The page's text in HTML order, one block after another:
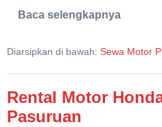
Baca selengkapnya
Sewa
Honda
Murah
Diarsipkan di bawah: Sewa Motor
Rental Motor
Pasuruan